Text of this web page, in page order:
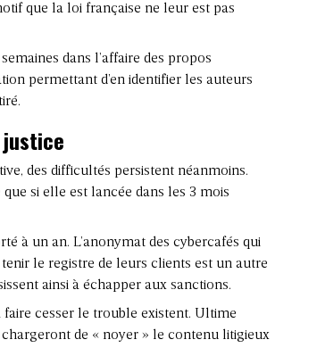
que la loi française ne leur est pas
dans l’affaire des propos
permettant d’en identifier les auteurs
des difficultés persistent néanmoins.
si elle est lancée dans les 3 mois
à un an. L’anonymat des cybercafés qui
le registre de leurs clients est un autre
ainsi à échapper aux sanctions.
faire cesser le trouble existent. Ultime
de « noyer » le contenu litigieux